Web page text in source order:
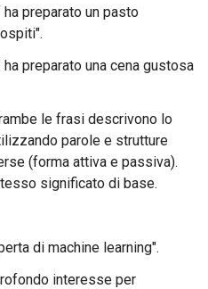
preparato un pasto
preparato una cena gustosa
le frasi descrivono lo
parole e strutture
(forma attiva e passiva).
significato di base.
di machine learning".
interesse per